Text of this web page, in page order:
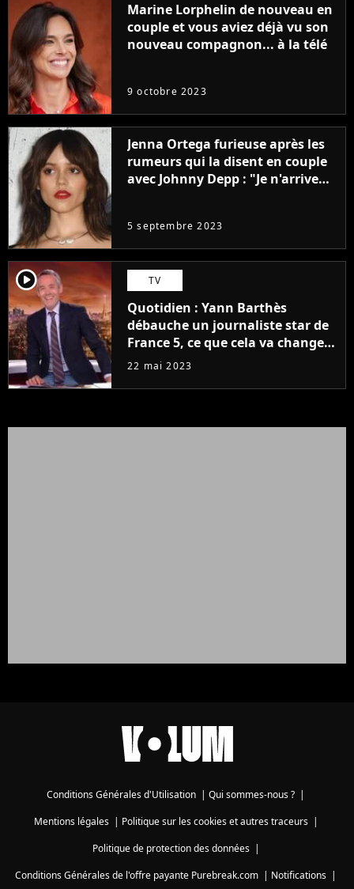
Marine Lorphelin de nouveau en
couple et vous aviez déjà vu son
nouveau compagnon... à la télé
9 octobre 2023
Jenna Ortega furieuse après les
rumeurs qui la disent en couple
avec Johnny Depp : "Je n'arrive
5 septembre 2023
player2 TV
Quotidien : Yann Barthès
débauche un journaliste star de
France 5, ce que cela va changer
à la rentrée
22 mai 2023
Conditions Générales d'Utilisation | Qui sommes-nous ? |
Mentions légales| Politique sur les cookies et autres traceurs|
Politique de protection des données|
Conditions Générales de l'offre payante Purebreak.com | Notifications |